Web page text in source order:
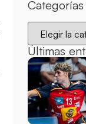
Categorías
Últimas